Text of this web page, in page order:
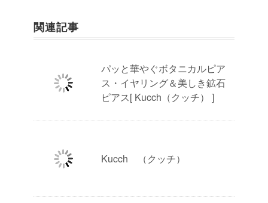
関連記事
パッと華やぐボタニカルピア
ス・イヤリング＆美しき鉱石
ピアス[ Kucch（クッチ） ]
Kucch （クッチ）